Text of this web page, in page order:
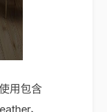
用包含
、